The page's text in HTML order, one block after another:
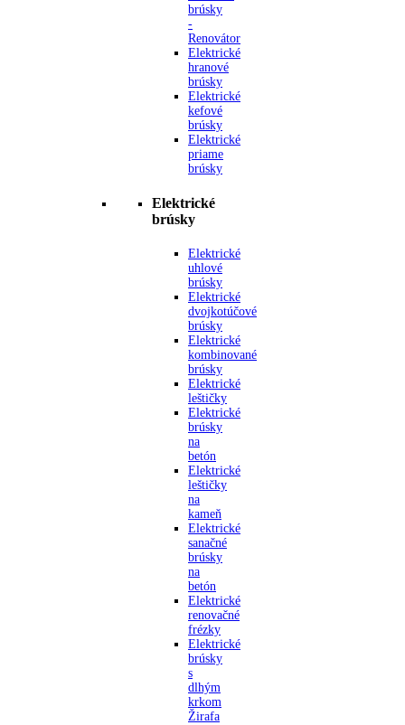
brúsky
-
Renovátor
Elektrické
hranové
brúsky
Elektrické
kefové
brúsky
Elektrické
priame
brúsky
Elektrické
brúsky
Elektrické
uhlové
brúsky
Elektrické
dvojkotúčové
brúsky
Elektrické
kombinované
brúsky
Elektrické
leštičky
Elektrické
brúsky
na
betón
Elektrické
leštičky
na
kameň
Elektrické
sanačné
brúsky
na
betón
Elektrické
renovačné
frézky
Elektrické
brúsky
s
dlhým
krkom
Žirafa